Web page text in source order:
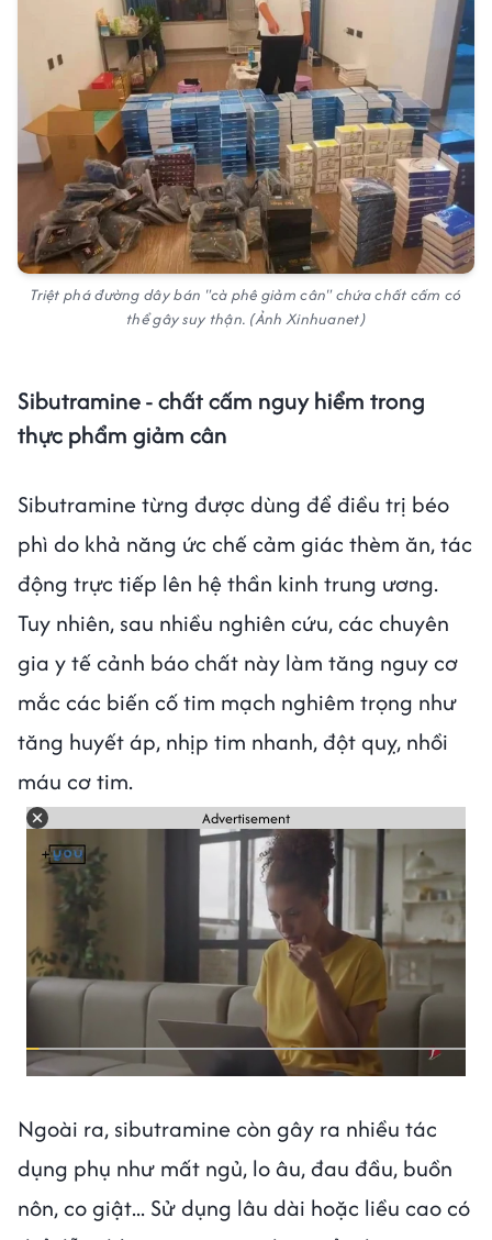
Triệt phá đường dây bán "cà phê giảm cân" chứa chất cấm có
thể gây suy thận. (Ảnh Xinhuanet)
Sibutramine - chất cấm nguy hiểm trong
thực phẩm giảm cân
Sibutramine từng được dùng để điều trị béo
phì do khả năng ức chế cảm giác thèm ăn, tác
động trực tiếp lên hệ thần kinh trung ương.
Tuy nhiên, sau nhiều nghiên cứu, các chuyên
gia y tế cảnh báo chất này làm tăng nguy cơ
mắc các biến cố tim mạch nghiêm trọng như
tăng huyết áp, nhịp tim nhanh, đột quỵ, nhồi
máu cơ tim.
Advertisement
Ngoài ra, sibutramine còn gây ra nhiều tác
dụng phụ như mất ngủ, lo âu, đau đầu, buồn
nôn, co giật... Sử dụng lâu dài hoặc liều cao có